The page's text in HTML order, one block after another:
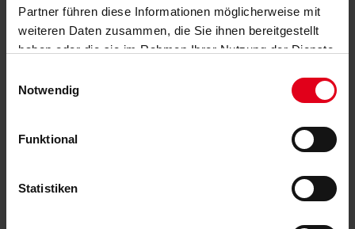
Partner führen diese Informationen möglicherweise mit
weiteren Daten zusammen, die Sie ihnen bereitgestellt
haben oder die sie im Rahmen Ihrer Nutzung der Dienste
Notwendig
Funktional
Statistiken